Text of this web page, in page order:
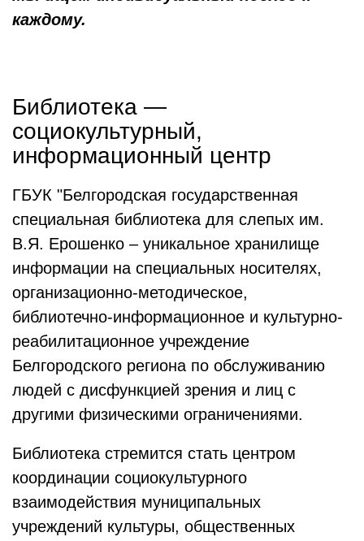
каждому.
Библиотека —
социокультурный,
информационный центр
ГБУК "Белгородская государственная
специальная библиотека для слепых им.
В.Я. Ерошенко – уникальное хранилище
информации на специальных носителях,
организационно-методическое,
библиотечно-информационное и культурно-
реабилитационное учреждение
Белгородского региона по обслуживанию
людей с дисфункцией зрения и лиц с
другими физическими ограничениями.
Библиотека стремится стать центром
координации социокультурного
взаимодействия муниципальных
учреждений культуры, общественных